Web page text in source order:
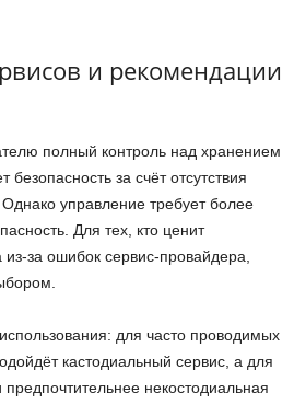
и рекомендации
полный контроль над хранением
за счёт отсутствия
управление требует более
Для тех, кто ценит
за ошибок сервис-провайдера,
для часто проводимых
кастодиальный сервис, а для
некостодиальная